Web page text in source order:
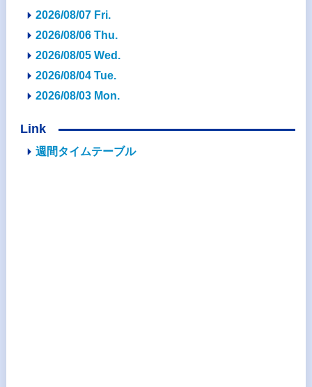
2026/08/07 Fri.
2026/08/06 Thu.
2026/08/05 Wed.
2026/08/04 Tue.
2026/08/03 Mon.
Link
週間タイムテーブル